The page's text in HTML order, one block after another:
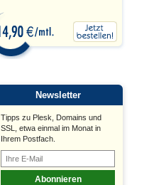
Newsletter
Tipps zu Plesk, Domains und
SSL, etwa einmal im Monat in
Ihrem Postfach.
Abonnieren